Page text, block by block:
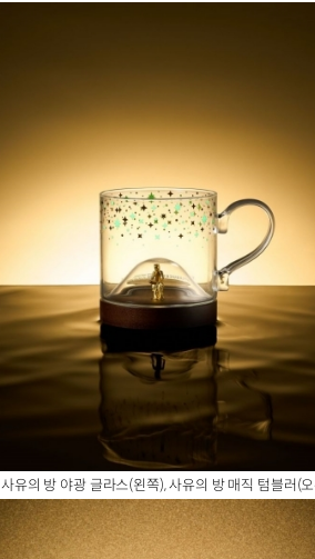
사유의 방 야광 글라스(왼쪽), 사유의 방 매직 텀블러(